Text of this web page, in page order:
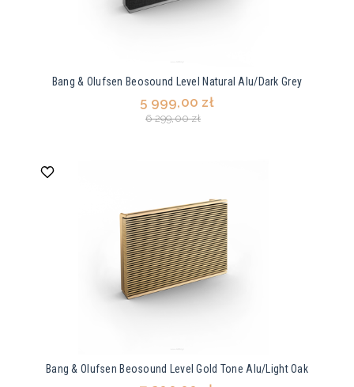
Bang & Olufsen Beosound Level Natural Alu/Dark Grey
5 999,00 zł
6 299,00 zł
Bang & Olufsen Beosound Level Gold Tone Alu/Light Oak